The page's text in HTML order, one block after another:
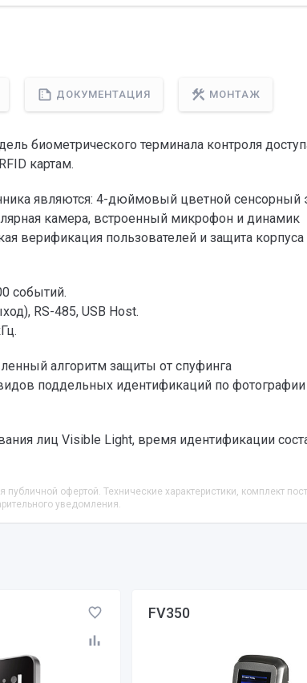
ДОКУМЕНТАЦИЯ МОНТАЖ
биометрического терминала контроля
картам.
являются: 4-дюймовый цветной сенсорный
камера, встроенный микрофон и динамик
верификация пользователей и защита корпуса
событий.
RS-485, USB Host.
алгоритм защиты от спуфинга
поддельных идентификаций по фотографии
лиц Visible Light, время идентификации
офертой. Технические характеристики, комплект
уведомления.
FV350